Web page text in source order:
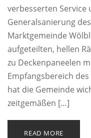
verbesserten Service
Generalsanierung
Marktgemeinde
aufgeteilten, hellen
zu Deckenpaneelen
Empfangsbereich
hat die Gemeinde
zeitgemäßen […]
READ MORE